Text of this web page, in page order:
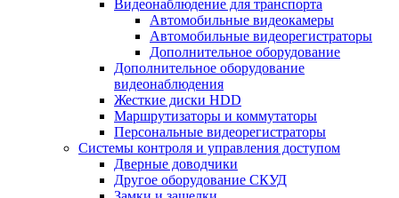
Видеонаблюдение для транспорта
Автомобильные видеокамеры
Автомобильные видеорегистраторы
Дополнительное оборудование
Дополнительное оборудование
видеонаблюдения
Жесткие диски HDD
Маршрутизаторы и коммутаторы
Персональные видеорегистраторы
Системы контроля и управления доступом
Дверные доводчики
Другое оборудование СКУД